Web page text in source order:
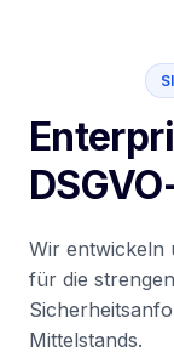
Wir entwickeln
für die
Mittelstands.